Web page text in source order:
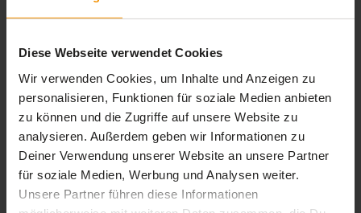
Diese Webseite verwendet Cookies
Wir verwenden Cookies, um Inhalte und Anzeigen zu
personalisieren, Funktionen für soziale Medien anbieten
zu können und die Zugriffe auf unsere Website zu
analysieren. Außerdem geben wir Informationen zu
Deiner Verwendung unserer Website an unsere Partner
für soziale Medien, Werbung und Analysen weiter.
Unsere Partner führen diese Informationen
Wissenswertes: Die richtige Arbeitsweise mit E-Mails
Handhabung der Ordner
Verwaltung der Arbeitsbereiche und Zugriff auf die
Ordner
Ordner verwalten
Suchordner
Die Größe des Postfachs optimieren
Export und Import eines Ordners